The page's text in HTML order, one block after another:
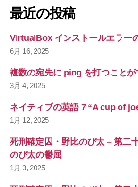
象
最近の投稿
VirtualBox インストールエラー
6月 16, 2025
複数の宛先に ping を打つことが
3月 4, 2025
ネイティブの英語 7 “A cup of
1月 12, 2025
死刑確定囚・野比のび太 – 第二
のび太の鬱屈
1月 3, 2025